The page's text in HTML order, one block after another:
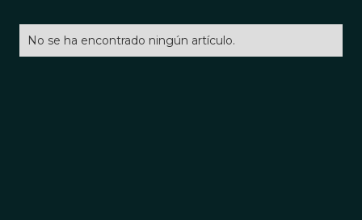
No se ha encontrado ningún artículo.